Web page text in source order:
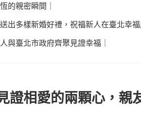
的親密瞬間｜
出多樣新婚好禮，祝福新人在臺北幸福
與臺北市政府齊聚見證幸福｜
證相愛的兩顆心，親